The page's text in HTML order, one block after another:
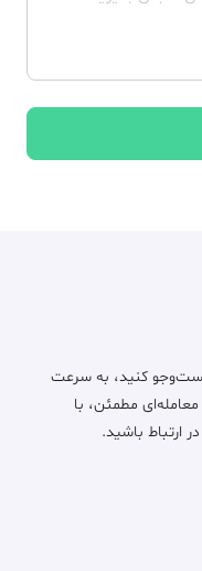
کنید، به سرعت
مطمئن، با
باشید.